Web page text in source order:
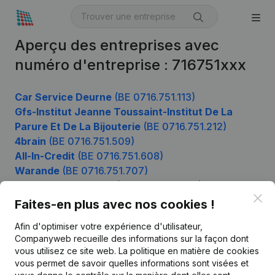
Aperçu des entreprises avec
numéro d'entreprise : 716751xxx
Car Service Deurne (BE 0716.751.113)
Gfs-Institut Jeanne Toussaint-Institut De La
Parure Et De La Bijouterie (BE 0716.751.212)
4brain (BE 0716.751.509)
All-In-Credit (BE 0716.751.608)
Warande (BE 0716.751.707)
Faites-en plus avec nos cookies !
Afin d'optimiser votre expérience d'utilisateur,
Companyweb recueille des informations sur la façon dont
vous utilisez ce site web. La politique en matière de cookies
vous permet de savoir quelles informations sont visées et
Produit
Informations d’entreprise